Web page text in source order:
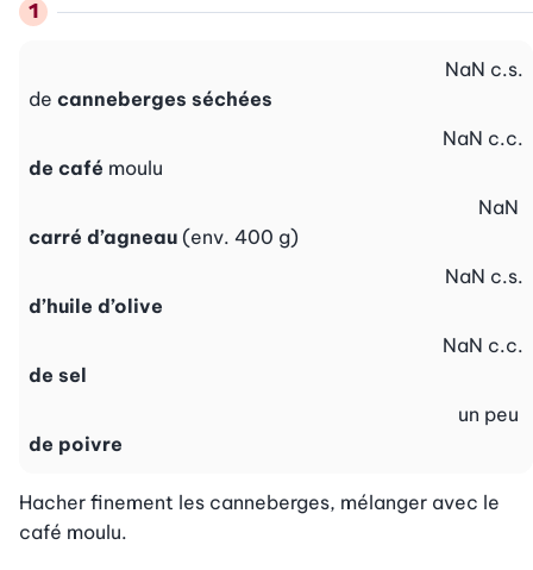
de canneberges séchées
NaN c.s.
de café moulu
NaN c.c.
carré d’agneau (env. 400 g)
NaN
d’huile d’olive
NaN c.s.
de sel
NaN c.c.
de poivre
un peu
Hacher finement les canneberges, mélanger avec le
café moulu.